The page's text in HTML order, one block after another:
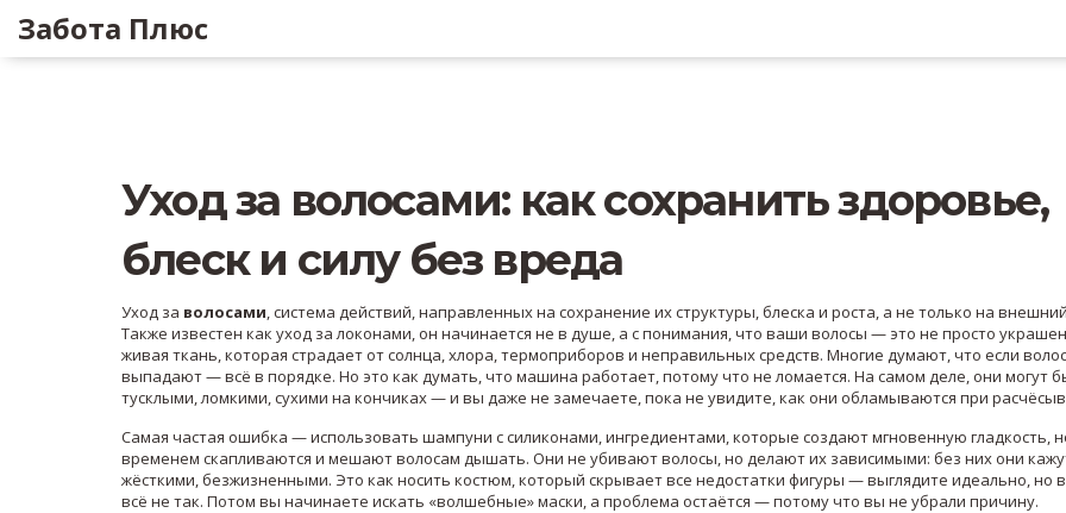
Забота Плюс
Уход за волосами: как сохранить здоровье,
блеск и силу без вреда
Уход за волосами,система действий, направленных на сохранение их структуры, блеска и роста, а не только на
Также известен как уход за локонами, он начинается не в душе, а с понимания, что ваши волосы — это не просто
живая ткань, которая страдает от солнца, хлора, термоприборов и неправильных средств. Многие думают, что если
выпадают — всё в порядке. Но это как думать, что машина работает, потому что не ломается. На самом деле, они могут
тусклыми, ломкими, сухими на кончиках — и вы даже не замечаете, пока не увидите, как они обламываются при
Самая частая ошибка — использовать шампуни ссиликонами,ингредиентами, которые создают мгновенную гладкость,
временем скапливаются и мешают волосам дышать. Они не убивают волосы, но делают их зависимыми: без них они
жёсткими, безжизненными. Это как носить костюм, который скрывает все недостатки фигуры — выглядите идеально, но
всё не так. Потом вы начинаете искать «волшебные» маски, а проблема остаётся — потому что вы не убрали причину.